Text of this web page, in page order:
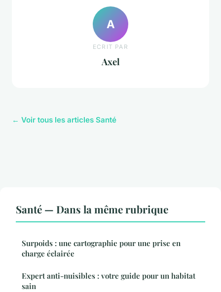
A
ECRIT PAR
Axel
← Voir tous les articles Santé
Santé — Dans la même rubrique
Surpoids : une cartographie pour une prise en
charge éclairée
Expert anti-nuisibles : votre guide pour un habitat
sain